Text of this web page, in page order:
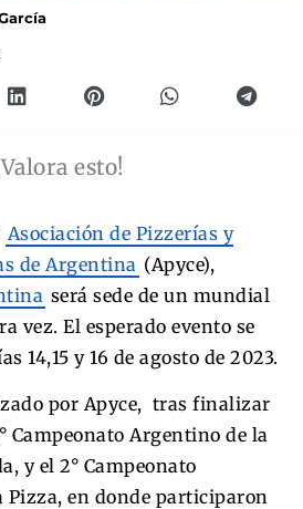
esto!
Asociación de Pizzerías y
de Argentina (Apyce),
será sede de un mundial
vez. El esperado evento se
14,15 y 16 de agosto de 2023.
por Apyce, tras finalizar
Campeonato Argentino de la
y el 2° Campeonato
Pizza, en donde participaron